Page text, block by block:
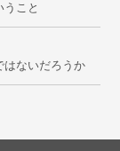
こと
はないだろうか